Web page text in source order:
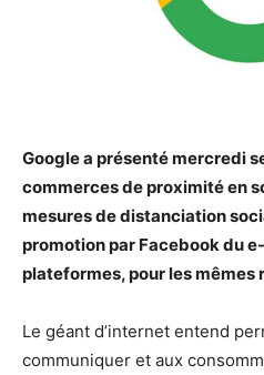
Google a présenté mercredi
commerces de proximité en
mesures de distanciation
promotion par Facebook du
plateformes, pour les mêmes
Le géant d’internet entend
communiquer et aux